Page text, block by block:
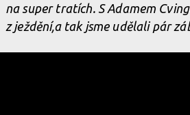
na super tratích. S Adamem
z ježdění,a tak jsme udělali pár